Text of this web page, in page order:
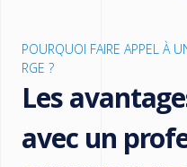
POURQUOI FAIRE APPEL À
RGE ?
Les
avec un